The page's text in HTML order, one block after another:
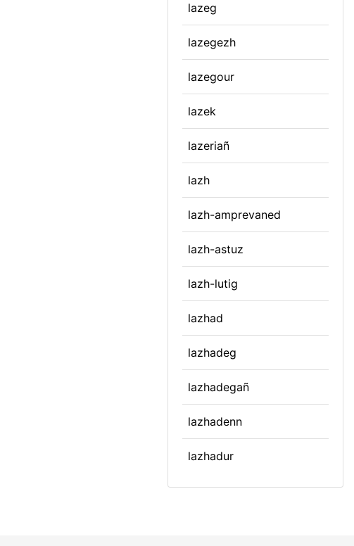
lazeg
lazegezh
lazegour
lazek
lazeriañ
lazh
lazh-amprevaned
lazh-astuz
lazh-lutig
lazhad
lazhadeg
lazhadegañ
lazhadenn
lazhadur